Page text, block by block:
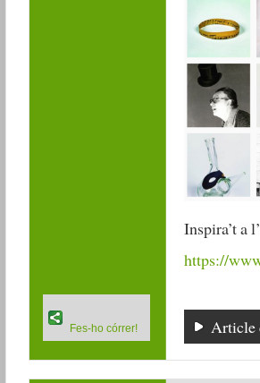
Inspira’t a
https://
Article
Fes-ho córrer!